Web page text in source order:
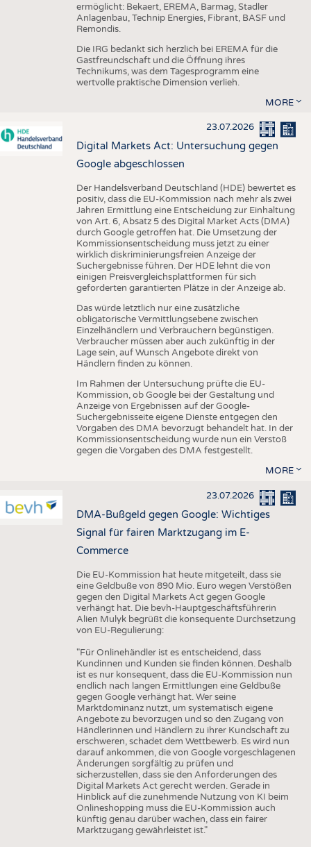
ermöglicht: Bekaert, EREMA, Barmag, Stadler
Anlagenbau, Technip Energies, Fibrant, BASF und
Remondis.
Die IRG bedankt sich herzlich bei EREMA für die
Gastfreundschaft und die Öffnung ihres
Technikums, was dem Tagesprogramm eine
wertvolle praktische Dimension verlieh.
MORE
23.07.2026
Digital Markets Act: Untersuchung gegen
Google abgeschlossen
Der Handelsverband Deutschland (HDE) bewertet es
positiv, dass die EU-Kommission nach mehr als zwei
Jahren Ermittlung eine Entscheidung zur Einhaltung
von Art. 6, Absatz 5 des Digital Market Acts (DMA)
durch Google getroffen hat. Die Umsetzung der
Kommissionsentscheidung muss jetzt zu einer
wirklich diskriminierungsfreien Anzeige der
Suchergebnisse führen. Der HDE lehnt die von
einigen Preisvergleichsplattformen für sich
geforderten garantierten Plätze in der Anzeige ab.
Das würde letztlich nur eine zusätzliche
obligatorische Vermittlungsebene zwischen
Einzelhändlern und Verbrauchern begünstigen.
Verbraucher müssen aber auch zukünftig in der
Lage sein, auf Wunsch Angebote direkt von
Händlern finden zu können.
Im Rahmen der Untersuchung prüfte die EU-
Kommission, ob Google bei der Gestaltung und
Anzeige von Ergebnissen auf der Google-
Suchergebnisseite eigene Dienste entgegen den
Vorgaben des DMA bevorzugt behandelt hat. In der
Kommissionsentscheidung wurde nun ein Verstoß
gegen die Vorgaben des DMA festgestellt.
MORE
23.07.2026
DMA-Bußgeld gegen Google: Wichtiges
Signal für fairen Marktzugang im E-
Commerce
Die EU-Kommission hat heute mitgeteilt, dass sie
eine Geldbuße von 890 Mio. Euro wegen Verstößen
gegen den Digital Markets Act gegen Google
verhängt hat. Die bevh-Hauptgeschäftsführerin
Alien Mulyk begrüßt die konsequente Durchsetzung
von EU-Regulierung:
"Für Onlinehändler ist es entscheidend, dass
Kundinnen und Kunden sie finden können. Deshalb
ist es nur konsequent, dass die EU-Kommission nun
endlich nach langen Ermittlungen eine Geldbuße
gegen Google verhängt hat. Wer seine
Marktdominanz nutzt, um systematisch eigene
Angebote zu bevorzugen und so den Zugang von
Händlerinnen und Händlern zu ihrer Kundschaft zu
erschweren, schadet dem Wettbewerb. Es wird nun
darauf ankommen, die von Google vorgeschlagenen
Änderungen sorgfältig zu prüfen und
sicherzustellen, dass sie den Anforderungen des
Digital Markets Act gerecht werden. Gerade in
Hinblick auf die zunehmende Nutzung von KI beim
Onlineshopping muss die EU-Kommission auch
künftig genau darüber wachen, dass ein fairer
Marktzugang gewährleistet ist."